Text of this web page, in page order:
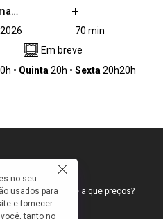
pelo dono da
para estabelecer
entanto, o sonho
revelando os
a história
atuais.
70 min
Em breve
Quinta 20h Sexta 20h20h
ingressos e a que preços?
no seu
usados para
e fornecer
tanto no